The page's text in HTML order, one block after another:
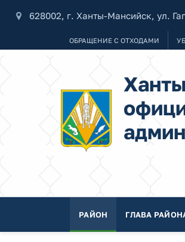
628002, г. Ханты-Мансийск, ул.
ОБРАЩЕНИЕ С ОТХОДАМИ
РАЙОН ГЛАВА